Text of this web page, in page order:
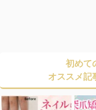
初めて
オススメ記